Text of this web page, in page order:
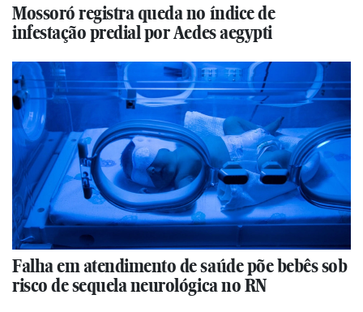
Mossoró registra queda no índice de
infestação predial por Aedes aegypti
Falha em atendimento de saúde põe bebês sob
risco de sequela neurológica no RN